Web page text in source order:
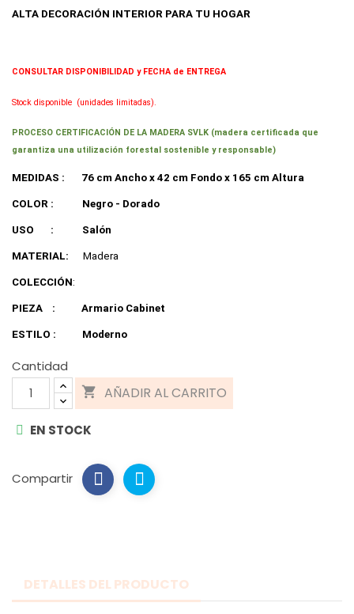
ALTA DECORACIÓN INTERIOR PARA TU HOGAR
CONSULTAR DISPONIBILIDAD y FECHA de ENTREGA
Stock disponible (unidades limitadas).
PROCESO CERTIFICACIÓN DE LA MADERA SVLK (madera certificada que
garantiza una utilización forestal sostenible y responsable)
MEDIDAS : 76 cm Ancho x 42 cm Fondo x 165 cm Altura
COLOR : Negro - Dorado
USO : Salón
MATERIAL: Madera
COLECCIÓN:
PIEZA : Armario Cabinet
ESTILO : Moderno
Cantidad
 AÑADIR AL CARRITO
EN STOCK
Compartir
DETALLES DEL PRODUCTO